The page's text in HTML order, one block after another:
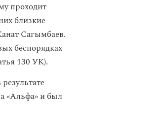
проходит
близкие
Сагымбаев.
беспорядках
130 УК).
«Альфа» и был